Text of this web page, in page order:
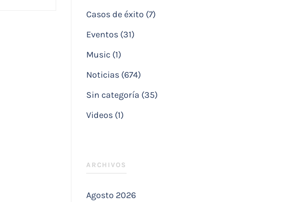
Casos de éxito (7)
Eventos (31)
Music (1)
Noticias (674)
Sin categoría (35)
Videos (1)
ARCHIVOS
Agosto 2026